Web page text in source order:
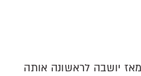
חלפו מאז יושבה לראשונה אותה